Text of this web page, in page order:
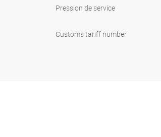
Pression de service
Customs tariff number